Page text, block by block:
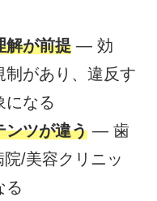
解が前提 — 効
制があり、違反す
になる
ンツが違う — 歯
/美容クリニッ
る